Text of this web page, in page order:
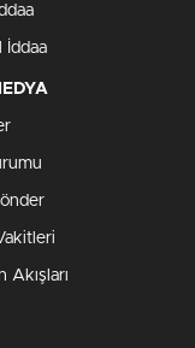
İddaa
Akışları